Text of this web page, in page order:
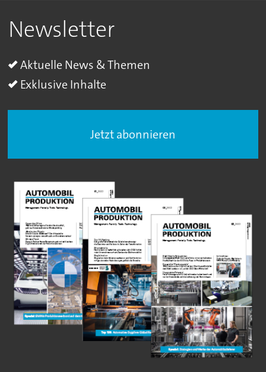
Newsletter
Aktuelle News & Themen
Exklusive Inhalte
Jetzt abonnieren